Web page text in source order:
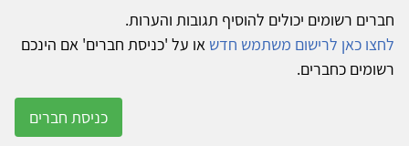
חברים רשומים יכולים להוסיף תגובות והערות.
לחצו כאן לרישום משתמש חדש או על 'כניסת חברים' אם הינכם
רשומים כחברים.
כניסת חברים